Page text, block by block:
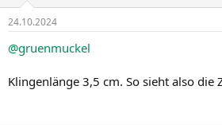
e
:
24.10.2024
@gruenmuckel
Klingenlänge 3,5 cm. So sieht also die